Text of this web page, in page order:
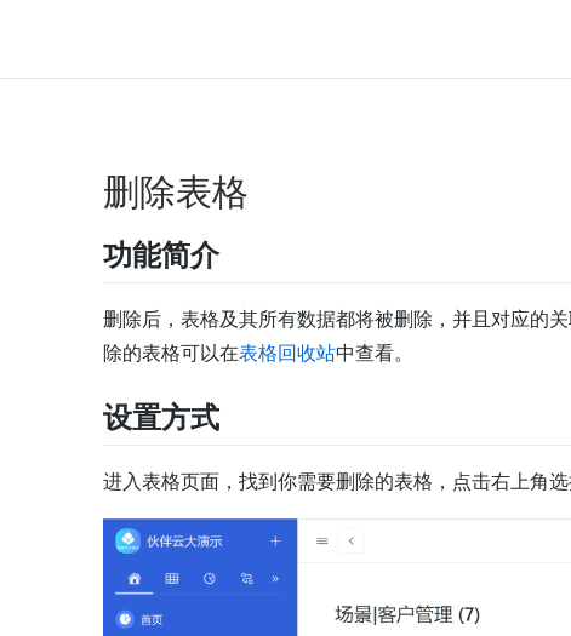
删除表格
功能简介
删除后，表格及其所有数据都将被删除，并且对应的
除的表格可以在表格回收站中查看。
设置方式
进入表格页面，找到你需要删除的表格，点击右上角选